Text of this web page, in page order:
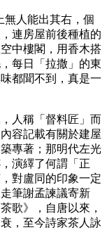
人能出其右，個
連房屋前後種植的
中樓閣，用香木搭
每日「拉撒」的東
都聞不到，真是一
人稱「督料匠」而
容記載有關於建屋
專著；那明代左光
演繹了何謂「正
對盧同的印象一定
筆謝孟諫議寄新
歌》，自唐以來，
，至今詩家茶人詠